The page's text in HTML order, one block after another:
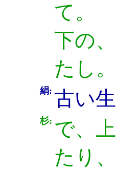
て。
下の
たし。
絹: 古い
杉: で、
たり